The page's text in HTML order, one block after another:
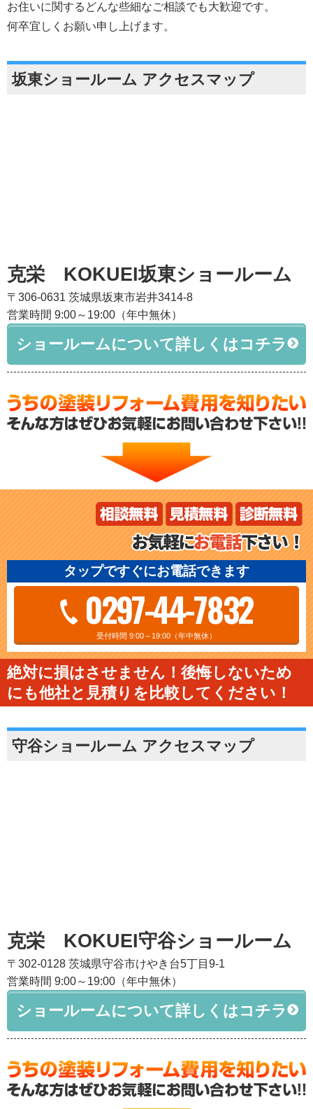
お住いに関するどんな些細なご相談でも大歓迎です。
何卒宜しくお願い申し上げます。
坂東ショールーム アクセスマップ
克栄 KOKUEI坂東ショールーム
〒306-0631 茨城県坂東市岩井3414-8
営業時間 9:00～19:00（年中無休）
ショールームについて詳しくはコチラ
タップですぐにお電話できます
0297-44-7832
受付時間 9:00～19:00（年中無休）
絶対に損はさせません！後悔しないため
にも他社と見積りを比較してください！
守谷ショールーム アクセスマップ
克栄 KOKUEI守谷ショールーム
〒302-0128 茨城県守谷市けやき台5丁目9-1
営業時間 9:00～19:00（年中無休）
ショールームについて詳しくはコチラ